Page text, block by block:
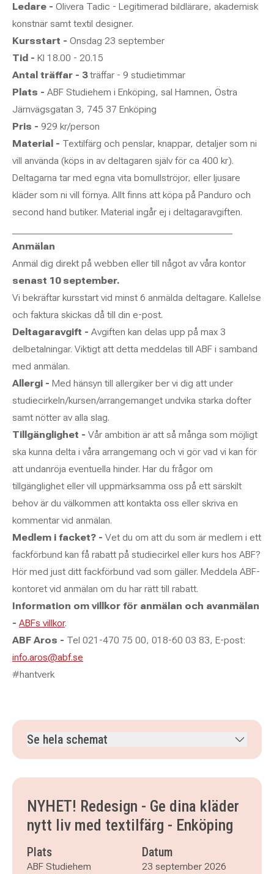
Ledare - Olivera Tadic - Legitimerad bildlärare, akademisk
konstnär samt textil designer.
Kursstart - Onsdag 23 september
Tid - Kl 18.00 - 20.15
Antal träffar - 3träffar - 9 studietimmar
Plats - ABF Studiehem i Enköping, sal Hamnen, Östra
Järnvägsgatan 3, 745 37 Enköping
Pris - 929 kr/person
Material - Textilfärg och penslar, knappar, detaljer som ni
vill använda (köps in av deltagaren själv för ca 400 kr).
Deltagarna tar med egna vita bomullströjor, eller ljusare
kläder som ni vill förnya. Allt finns att köpa på Panduro och
second hand butiker. Material ingår ej i deltagaravgiften.
Anmälan
Anmäl dig direkt på webben eller till något av våra kontor
senast 10 september.
Vi bekräftar kursstart vid minst 6 anmälda deltagare. Kallelse
och faktura skickas då till din e-post.
Deltagaravgift - Avgiften kan delas upp på max 3
delbetalningar. Viktigt att detta meddelas till ABF i samband
med anmälan.
Allergi - Med hänsyn till allergiker ber vi dig att under
studiecirkeln/kursen/arrangemanget undvika starka dofter
samt nötter av alla slag.
Tillgänglighet - Vår ambition är att så många som möjligt
ska kunna delta i våra arrangemang och vi gör vad vi kan för
att undanröja eventuella hinder. Har du frågor om
tillgänglighet eller vill uppmärksamma oss på ett särskilt
behov är du välkommen att kontakta oss eller skriva en
kommentar vid anmälan.
Medlem i facket? - Vet du om att du som är medlem i ett
fackförbund kan få rabatt på studiecirkel eller kurs hos ABF?
Hör med just ditt fackförbund vad som gäller. Meddela ABF-
kontoret vid anmälan om du har rätt till rabatt.
Information om villkor för anmälan och avanmälan
- ABFs villkor.
ABF Aros - Tel 021-470 75 00, 018-60 03 83, E-post:
info.aros@abf.se
#hantverk
Se hela schemat
onsdag 7 oktober 2026
klockan 18.00–20.15
NYHET! Redesign - Ge dina kläder
nytt liv med textilfärg - Enköping
Plats
ABF Studiehem
Datum
23 september 2026